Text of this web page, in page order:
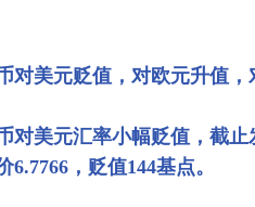
对美元贬值，对欧元升值
对美元汇率小幅贬值，截
，贬值144基点。